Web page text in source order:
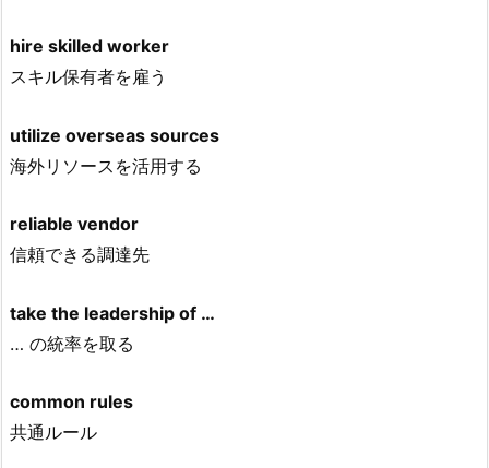
hire skilled worker
スキル保有者を雇う
utilize overseas sources
海外リソースを活用する
reliable vendor
信頼できる調達先
take the leadership of …
… の統率を取る
common rules
共通ルール